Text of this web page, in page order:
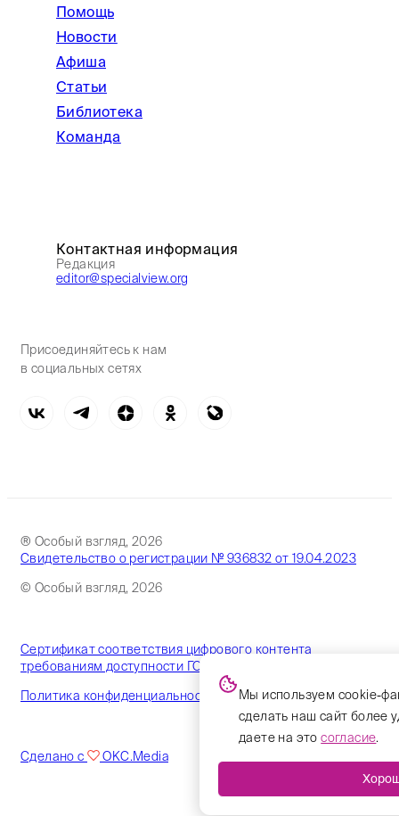
Помощь
Новости
Афиша
Статьи
Библиотека
Команда
Контактная информация
Редакция
editor@specialview.org
Присоединяйтесь к нам
в социальных сетях
® Особый взгляд, 2026
Свидетельство о регистрации № 936832 от 19.04.2023
© Особый взгляд, 2026
Сертификат соответствия цифрового контента
требованиям доступности ГОСТ
Политика конфиденциальности
Сделано с OKC.Media
Мы используем cookie-
сделать наш сайт более
даете на этосогласие.